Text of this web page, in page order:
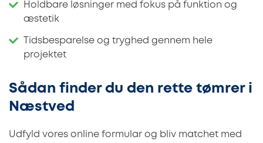
Holdbare løsninger med fokus på funktion og
æstetik
Tidsbesparelse og tryghed gennem hele
projektet
Sådan finder du den rette tømrer i
Næstved
Udfyld vores online formular og bliv matchet med